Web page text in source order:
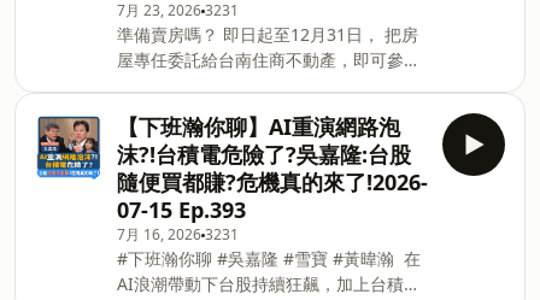
7月 23, 20263231
準備賣房嗎？ 即日起至12月31日， 把房
屋專任委託給台南住商不動產，即可參加
機會抽中最新 iPhone 18！ 錦上添花, 好
運大獎拿不完! 詳情請洽台南住商任一加
盟店。 https://sofm.pse.is/9ep5kq －－
－－以上為 SoundOn 動態廣告－－－－
#下班瀚你聊 #明居正 #雪寶 #黃暐瀚 印
太戰略智庫執行長矢板明夫，日前遭中國
籍香港男子廖港發襲擊，總統府與陸委會
都認為是《民族團結進步促進法》生效
【下班瀚你聊】AI重演網路泡
沫?!台積電危險了?吳嘉隆:台股
隨便買都賺?危機真的來了!2026-
07-15 Ep.393
7月 16, 20263231
#下班瀚你聊 #吳嘉隆 #雪寶 #黃暐瀚 在
AI浪潮帶動下台股持續狂飆，加上台積電